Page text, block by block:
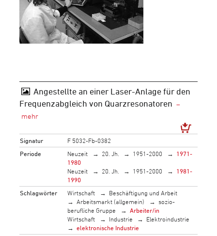
Angestellte an einer Laser-Anlage für den
Frequenzabgleich von Quarzresonatoren
Signatur
F 5032-Fb-0382
Periode
Neuzeit 20. Jh. 1951-2000
1971-
1980
Neuzeit
20. Jh. 1951-2000
1981-
1990
Schlagwörter
Wirtschaft
Beschäftigung und Arbeit
Arbeitsmarkt (allgemein)
sozio-
berufliche Gruppe
Arbeiter/in
Wirtschaft
Industrie
Elektroindustrie
elektronische Industrie